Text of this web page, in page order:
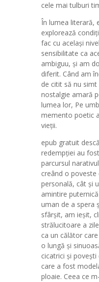
cele mai tulburi
În lumea literară,
explorează
fac cu același
sensibilitate ca
ambiguu, și am
diferit. Când am
de citit să nu
nostalgie amară
lumea lor, Pe
memento poetic
vieții.
epub gratuit
redempției au
parcursul
creând o
personală, cât și
amintire
uman de a spera
sfârșit, am ieșit,
strălucitoare a
ca un călător
o lungă și
cicatrici și
care a fost
ploaie. Ceea ce